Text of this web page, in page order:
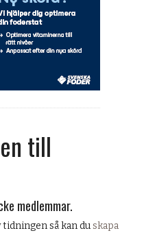
till
medlemmar.
så kan duskapa